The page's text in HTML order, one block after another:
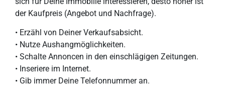
der Kaufpreis (Angebot und Nachfrage).
• Erzähl von Deiner Verkaufsabsicht.
• Nutze Aushangmöglichkeiten.
• Schalte Annoncen in den einschlägigen Zeitungen.
• Inseriere im Internet.
• Gib immer Deine Telefonnummer an.